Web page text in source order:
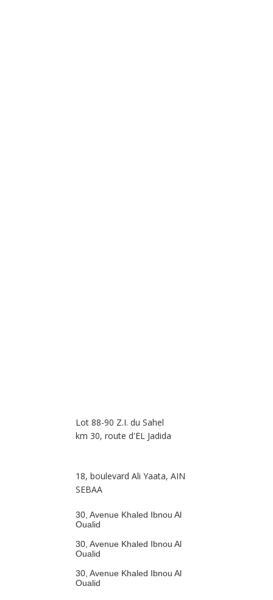
Lot 88-90 Z.I. du Sahel
km 30, route d'EL Jadida
18, boulevard Ali Yaata, AIN
SEBAA
30, Avenue Khaled Ibnou Al
Oualid
30, Avenue Khaled Ibnou Al
Oualid
30, Avenue Khaled Ibnou Al
Oualid